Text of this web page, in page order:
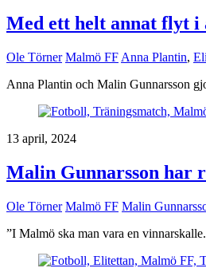
Med ett helt annat flyt i
Ole Törner Malmö FF Anna Plantin,
Anna Plantin och Malin Gunnarsson
13 april, 2024
Malin Gunnarsson har
Ole Törner Malmö FF Malin
”I Malmö ska man vara en